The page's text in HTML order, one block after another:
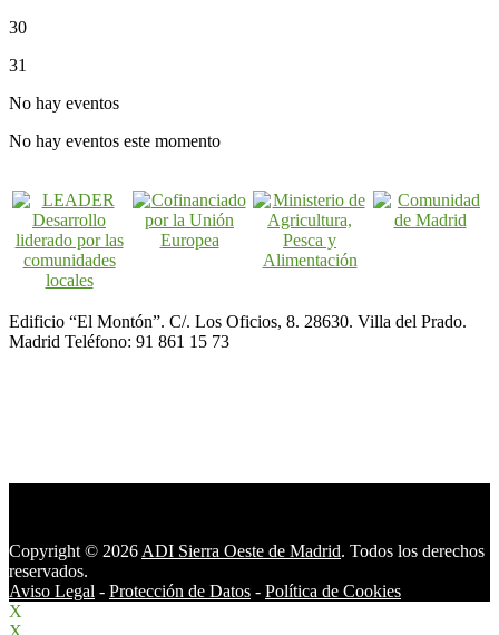
30
31
No hay eventos
No hay eventos este momento
Edificio “El Montón”. C/. Los Oficios, 8. 28630. Villa del Prado.
Madrid Teléfono: 91 861 15 73
Copyright © 2026 ADI Sierra Oeste de Madrid. Todos los derechos
reservados.
Aviso Legal - Protección de Datos - Política de Cookies
X
X